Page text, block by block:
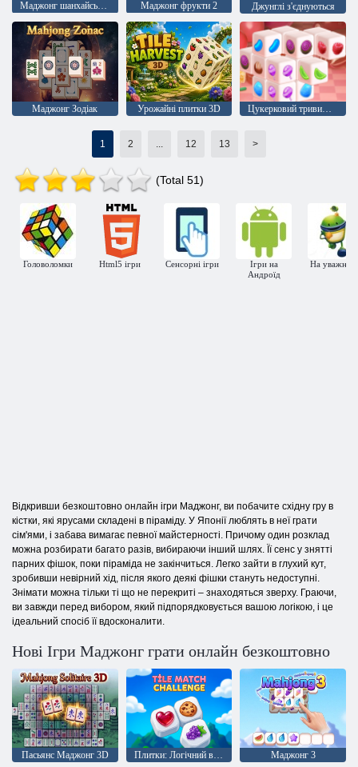
Маджонг фрукти 2 Джунглі з'єднуються
Маджонг Зодіак Урожайні плитки 3D
1 2 12 13 >
(Total 51)
Головоломки Html5 ігри Сенсорні ігри
Ігри на
Андроїд
На
Відкривши безкоштовно онлайн ігри Маджонг, ви побачите східну гру в
кістки, які ярусами складені в піраміду. У Японії люблять в неї грати
сім'ями, і забава вимагає певної майстерності. Причому один розклад
можна розбирати багато разів, вибираючи інший шлях. Її сенс у знятті
парних фішок, поки піраміда не закінчиться. Легко зайти в глухий кут,
зробивши невірний хід, після якого деякі фішки стануть недоступні.
Знімати можна тільки ті що не перекриті – знаходяться зверху. Граючи,
ви завжди перед вибором, який підпорядковується вашою логікою, і це
ідеальний спосіб її вдосконалити.
Нові Ігри Маджонг грати онлайн безкоштовно
Пасьянс Маджонг 3D Плитки: Логічний виклик Маджонг 3